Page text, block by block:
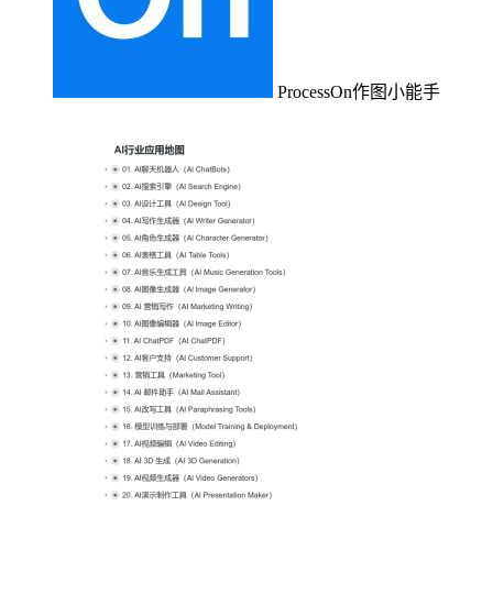
ProcessOn作图小能手